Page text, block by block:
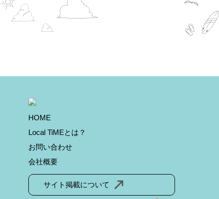
HOME
Local TiMEとは？
お問い合わせ
会社概要
サイト掲載について